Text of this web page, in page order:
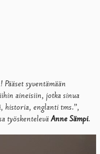
syventämään
aineisiin, jotka sinua
historia, englanti tms.”,
työskenteleväAnne Sämpi.